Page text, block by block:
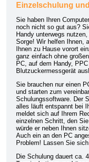
Einzelschulung
Sie haben Ihren
noch nicht so gut aus?
Handy unterwegs
Sorge! Wir helfen Ihnen,
Ihnen zu Hause vorort
ganz einfach ohne
PC, auf dem Handy,
Blutzuckermessgerät
Sie brauchen nur einen
und starten zum
Schulungssoftware. Der
alles läuft entspannt bei
meldet sich auf Ihrem
einzelnen Schritt, den
würde er neben Ihnen
Auch ein an den PC
Problem! Lassen Sie
Die Schulung dauert ca.